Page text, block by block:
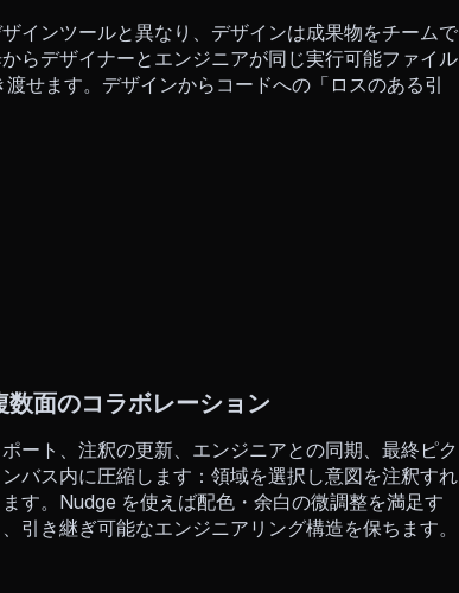
インツールと異なり、デザインは成果物をチームで
らデザイナーとエンジニアが同じ実行可能ファイル
せます。デザインからコードへの「ロスのある引
面のコラボレーション
ート、注釈の更新、エンジニアとの同期、最終ピク
バス内に圧縮します：領域を選択し意図を注釈すれ
す。Nudge を使えば配色・余白の微調整を満足す
引き継ぎ可能なエンジニアリング構造を保ちます。